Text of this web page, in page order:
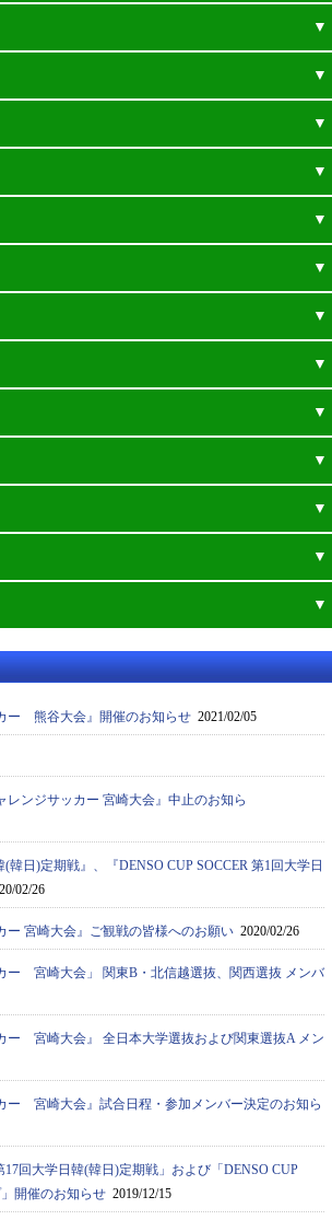
ー 熊谷大会』開催のお知らせ 2021/02/05
レンジサッカー 宮崎大会』中止のお知ら
韓日)定期戦』、『DENSO CUP SOCCER 第1回大学日
02/26
ー 宮崎大会』ご観戦の皆様へのお願い 2020/02/26
ー 宮崎大会」 関東B・北信越選抜、関西選抜 メンバ
ー 宮崎大会』 全日本大学選抜および関東選抜A メン
ー 宮崎大会』試合日程・参加メンバー決定のお知ら
回大学日韓(韓日)定期戦」および「DENSO CUP
開催のお知らせ 2019/12/15